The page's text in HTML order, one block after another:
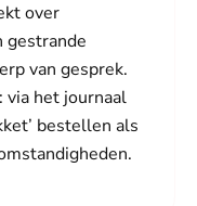
over
gestrande
van gesprek.
via het journaal
bestellen als